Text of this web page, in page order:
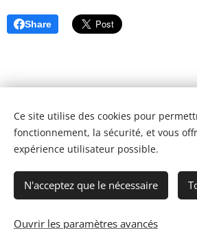
Share
Ce site utilise des cookies pour
fonctionnement, la sécurité, et vous
expérience utilisateur possible.
N'acceptez que le nécessaire
Ouvrir les paramètres avancés